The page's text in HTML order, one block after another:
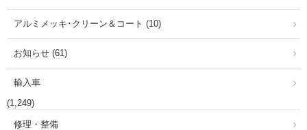
アルミメッキ･クリーン＆コート (10)
お知らせ (61)
輸入車
(1,249)
修理・整備